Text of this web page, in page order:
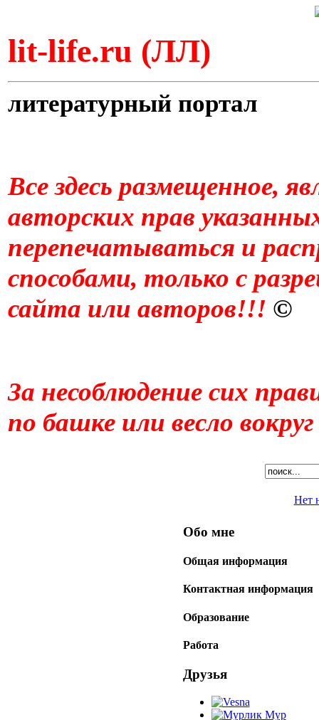
lit-life.ru (ЛЛ)
литературный портал
Все здесь размещенное,
авторских прав
перепечатываться и
способами, только с
сайта или авторов!!! ©
За несоблюдение сих
по башке или весло
Нет
Обо мне
Общая информация
Контактная информация
Образование
Работа
Друзья